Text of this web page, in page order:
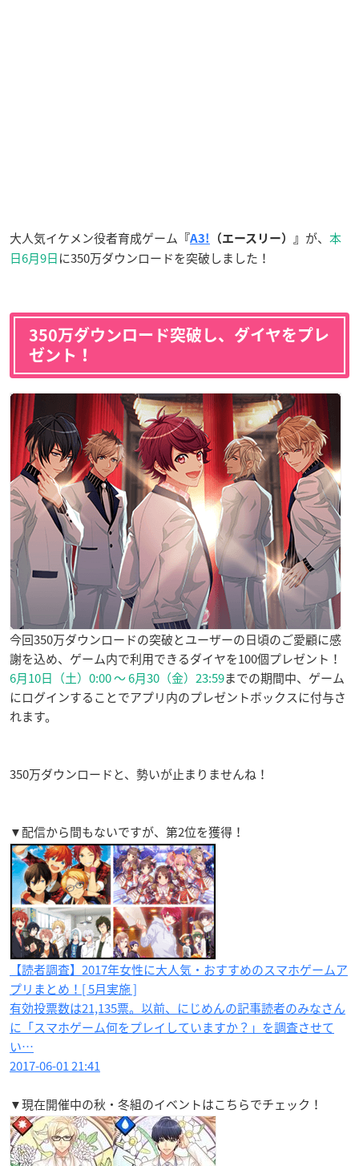
大人気イケメン役者育成ゲーム 『A3! （エースリー）』 が、 本
日6月9日に350万ダウンロードを突破しました！
350万ダウンロード突破し、ダイヤをプレ
ゼント！
今回350万ダウンロードの突破とユーザーの日頃のご愛顧に感
謝を込め、ゲーム内で利用できるダイヤを100個プレゼント！
6月10日（土）0:00 ～ 6月30（金）23:59までの期間中、ゲーム
にログインすることでアプリ内のプレゼントボックスに付与さ
れます。
350万ダウンロードと、勢いが止まりませんね！
▼配信から間もないですが、第2位を獲得！
【読者調査】2017年女性に大人気・おすすめのスマホゲームア
プリまとめ！[ 5月実施 ]
有効投票数は21,135票。以前、にじめんの記事読者のみなさん
に「スマホゲーム何をプレイしていますか？」を調査させて
い…
2017-06-01 21:41
▼現在開催中の秋・冬組のイベントはこちらでチェック！